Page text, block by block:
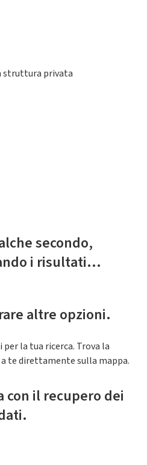
struttura privata
secondo,
i risultati...
altre opzioni.
la tua ricerca. Trova la
te direttamente sulla mappa.
con il recupero dei